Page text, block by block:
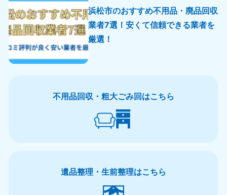
浜松市のおすすめ不用品・廃品回収
業者7選！安くて信頼できる業者を
厳選！
不用品回収・粗大ごみ回はこちら
遺品整理・生前整理はこちら
栃木県
050-1881-5270
9:00〜19:00 年中無休
茨城県
050-1881-5269
群馬県
中部
静岡県 長野県
9:00〜19:00 年中無休